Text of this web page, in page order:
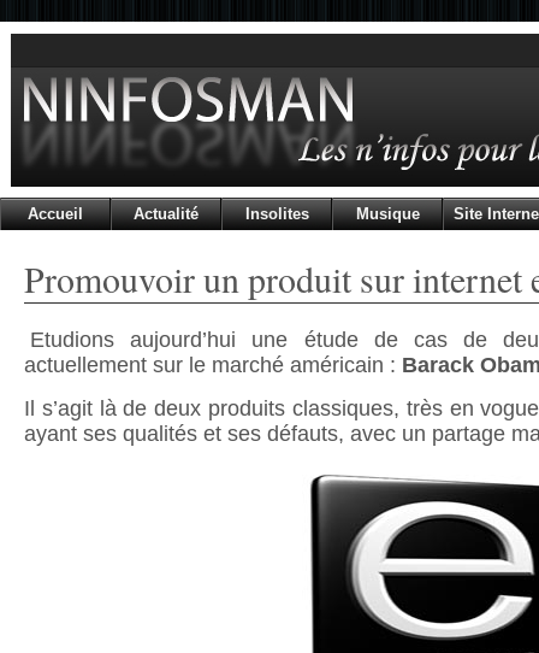
Accueil Actualité Insolites Musique Site
Promouvoir un produit sur internet
Etudions aujourd’hui une étude de cas de
actuellement sur le marché américain : Barack
Il s’agit là de deux produits classiques, très en
ayant ses qualités et ses défauts, avec un partage